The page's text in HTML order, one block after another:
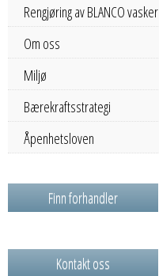
Rengjøring av BLANCO vasker
Om oss
Miljø
Bærekraftsstrategi
Åpenhetsloven
Finn forhandler
Kontakt oss